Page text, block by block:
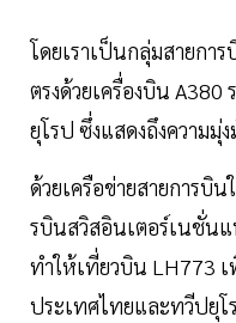
โดยเราเป็นกลุ่มสายกา
ตรงด้วยเครื่องบิน
ยุโรป ซึ่งแสดงถึงความมุ่
ด้วยเครือข่ายสายการบิ
รบินสวิสอินเตอร์เนชั่น
ทำให้เที่ยวบิน LH773 เ
ประเทศไทยและทวีปยุโ